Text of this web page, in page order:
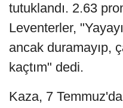
tutuklandı. 2.63
Leventerler,
ancak duramayıp,
kaçtım" dedi.
Kaza, 7